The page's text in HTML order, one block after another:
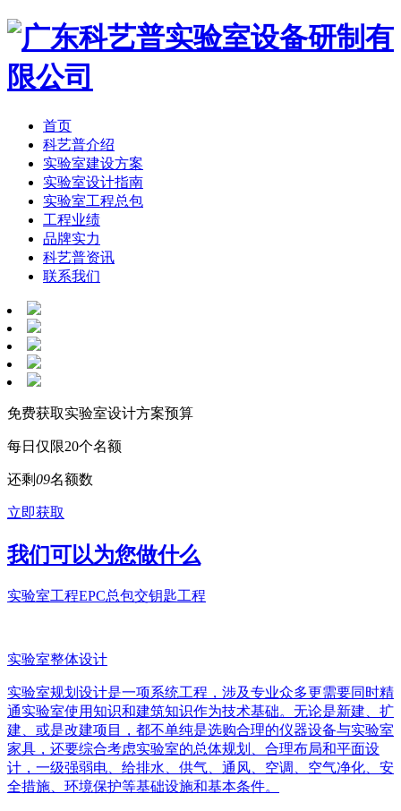
首页
科艺普介绍
实验室建设方案
实验室设计指南
实验室工程总包
工程业绩
品牌实力
科艺普资讯
联系我们
免费获取实验室设计方案预算
每日仅限20个名额
还剩09名额数
立即获取
我们可以为您做什么
实验室工程EPC总包交钥匙工程
实验室整体设计
实验室规划设计是一项系统工程，涉及专业众多更需要同时精
通实验室使用知识和建筑知识作为技术基础。无论是新建、扩
建、或是改建项目，都不单纯是选购合理的仪器设备与实验室
家具，还要综合考虑实验室的总体规划、合理布局和平面设
计，一级强弱电、给排水、供气、通风、空调、空气净化、安
全措施、环境保护等基础设施和基本条件。